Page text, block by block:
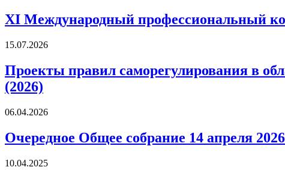
XI Международный профессиональный
15.07.2026
Проекты правил саморегулирования в
(2026)
06.04.2026
Очередное Общее собрание 14 апреля 2026
10.04.2025